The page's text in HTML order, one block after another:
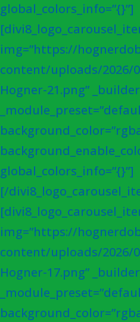
global_colors_info=”{}”]
img=”https://
content/uploads/2026/
Hogner-21.png”
global_colors_info=”{}”]
[/
img=”https://
content/uploads/2026/
Hogner-17.png”